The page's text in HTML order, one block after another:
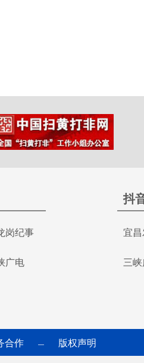
岗纪事
广电
抖
宜
三
合作 — 版权声明